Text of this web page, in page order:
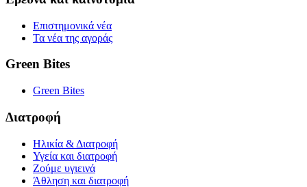
Επιστημονικά νέα
Τα νέα της αγοράς
Green Bites
Green Bites
Διατροφή
Ηλικία & Διατροφή
Υγεία και διατροφή
Ζούμε υγιεινά
Άθληση και διατροφή